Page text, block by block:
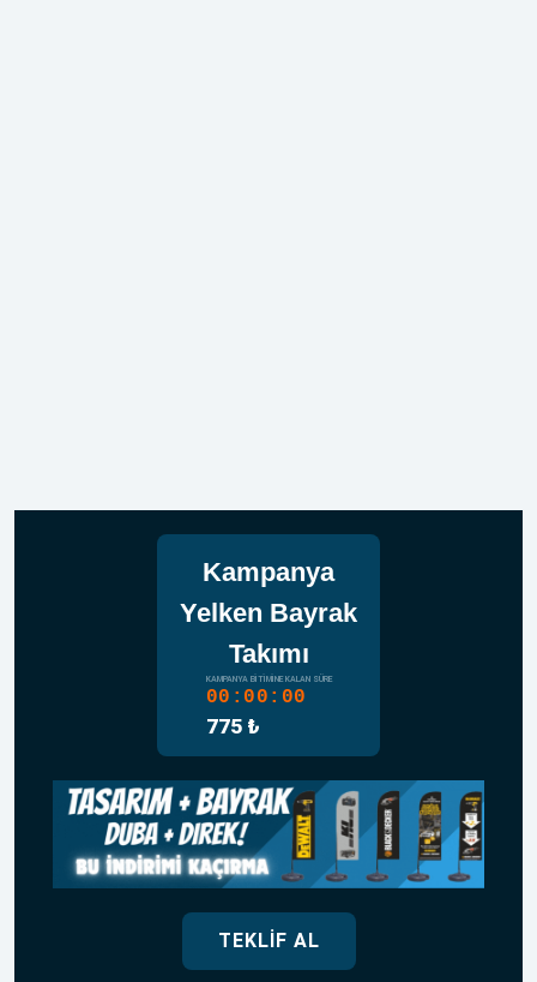
Kampanya
Yelken Bayrak
Takımı
KAMPANYA BITIMINE KALAN SÜRE
00:00:00
775 ₺
TEKLIF AL